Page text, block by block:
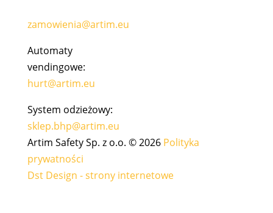
zamowienia@artim.eu
Automaty
vendingowe:
hurt@artim.eu
System odzieżowy:
sklep.bhp@artim.eu
Artim Safety Sp. z o.o. © 2026 Polityka
prywatności
Dst Design - strony internetowe